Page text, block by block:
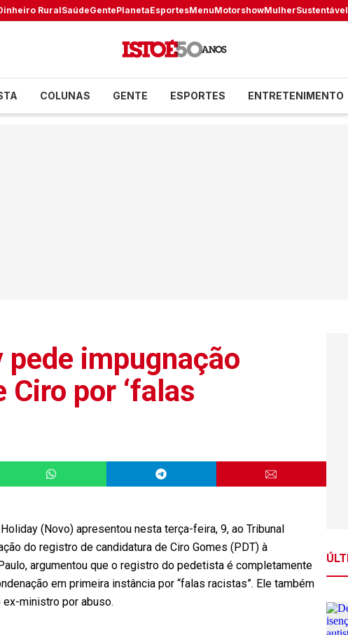
RuralSaúdeGentePlanetaEsportesMenuMotorshowMulherSustentável
COLUNAS GENTE ESPORTES ENTRETENIMENTO
pede impugnação
por ‘falas
(Novo) apresentou nesta terça-feira, 9, ao Tribunal
do registro de candidatura de Ciro Gomes (PDT) à
argumentou que o registro do pedetista é completamente
em primeira instância por “falas racistas”. Ele também
ex-ministro por abuso.